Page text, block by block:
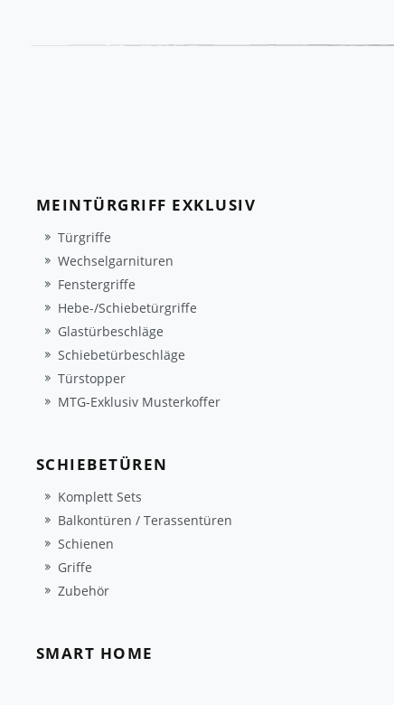
MEINTÜRGRIFF EXKLUSIV
Türgriffe
Wechselgarnituren
Fenstergriffe
Hebe-/Schiebetürgriffe
Glastürbeschläge
Schiebetürbeschläge
Türstopper
MTG-Exklusiv Musterkoffer
SCHIEBETÜREN
Komplett Sets
Balkontüren / Terassentüren
Schienen
Griffe
Zubehör
SMART HOME